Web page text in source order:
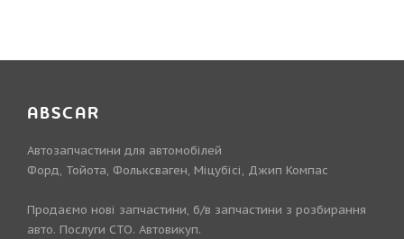
ABSCAR
Автозапчастини для автомобілей
Форд, Тойота, Фольксваген, Міцубісі, Джип Компас
Продаємо нові запчастини, б/в запчастини з розбирання
авто. Послуги СТО. Автовикуп.